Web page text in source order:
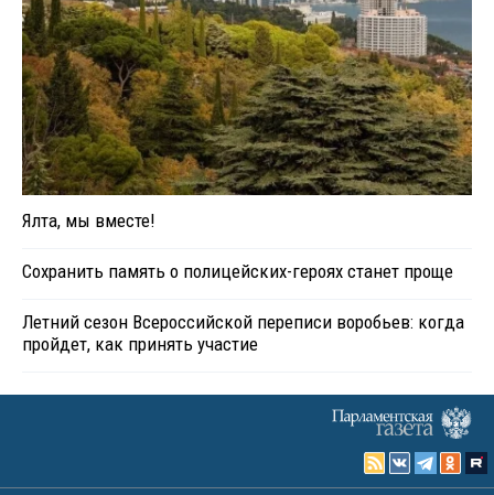
Ялта, мы вместе!
Сохранить память о полицейских-героях станет проще
Летний сезон Всероссийской переписи воробьев: когда
пройдет, как принять участие